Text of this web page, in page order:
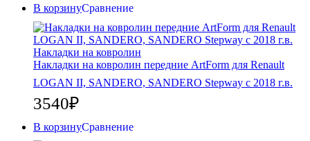
В корзинуСравнение
Накладки на ковролин
Накладки на ковролин передние ArtForm для Renault
LOGAN II, SANDERO, SANDERO Stepway c 2018 г.в.
3540₽
В корзинуСравнение